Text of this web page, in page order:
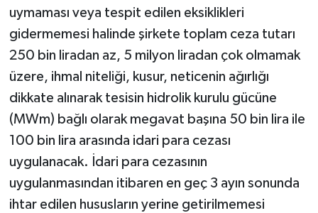
uymaması veya tespit edilen eksiklikleri
gidermemesi halinde şirkete toplam ceza tutarı
250 bin liradan az, 5 milyon liradan çok olmamak
üzere, ihmal niteliği, kusur, neticenin ağırlığı
dikkate alınarak tesisin hidrolik kurulu gücüne
(MWm) bağlı olarak megavat başına 50 bin lira ile
100 bin lira arasında idari para cezası
uygulanacak. İdari para cezasının
uygulanmasından itibaren en geç 3 ayın sonunda
ihtar edilen hususların yerine getirilmemesi